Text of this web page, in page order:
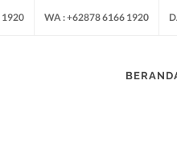
1920 WA : +62878 6166 1920